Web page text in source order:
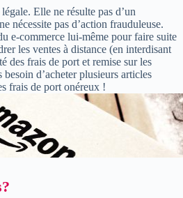
Elle ne résulte pas d’un
nécessite pas d’action frauduleuse.
e-commerce lui-même pour faire suite
les ventes à distance (en interdisant
des frais de port et remise sur les
d’acheter plusieurs articles
frais de port onéreux !